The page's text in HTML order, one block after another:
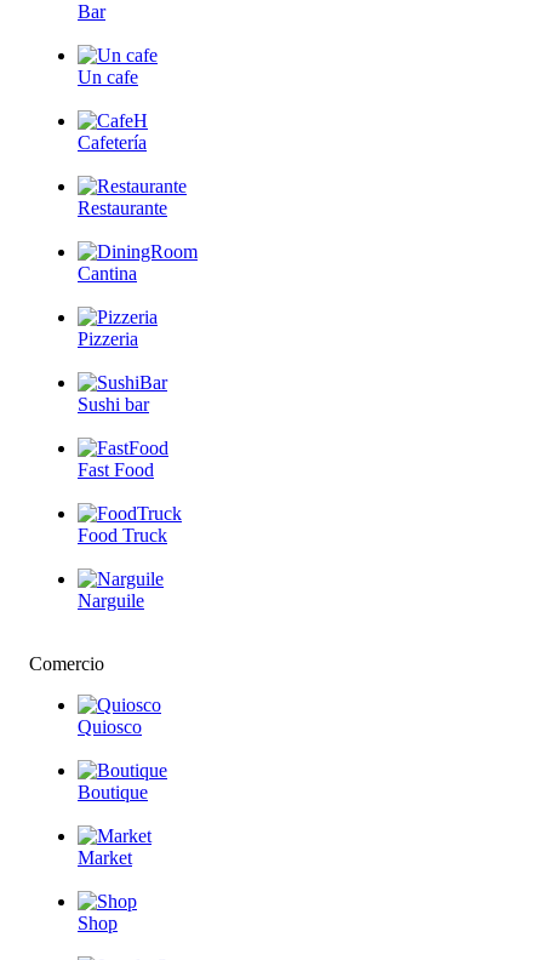
Bar
Un cafe
Cafetería
Restaurante
Cantina
Pizzeria
Sushi bar
Fast Food
Food Truck
Narguile
Comercio
Quiosco
Boutique
Market
Shop